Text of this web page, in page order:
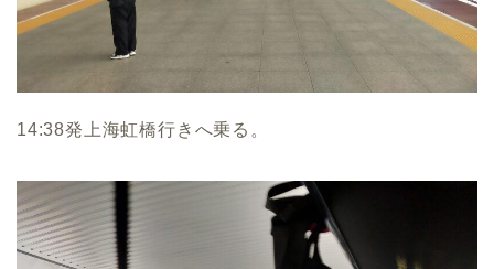
14:38発上海虹橋行きへ乗る。